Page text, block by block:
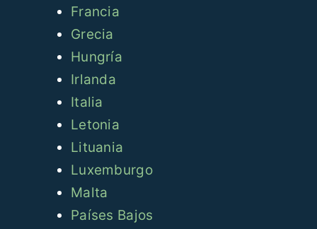
Francia
Grecia
Hungría
Irlanda
Italia
Letonia
Lituania
Luxemburgo
Malta
Países Bajos